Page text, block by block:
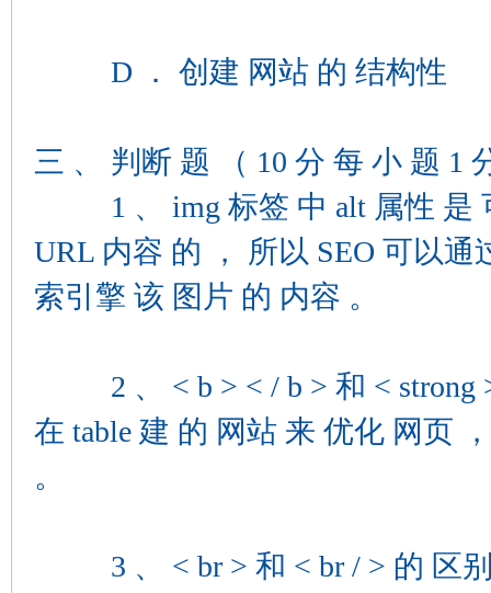
D ． 创建 网站 的 结构性
三 、 判断 题 （ 10 分 每 小 题 1
1 、 img 标签 中 alt 属性 是
URL 内容 的 ， 所以 SEO 可以
索引擎 该 图片 的 内容 。
2 、 < b > < / b > 和 < strong >
在 table 建 的 网站 来 优化 网页
。
3 、 < br > 和 < br / > 的 区别